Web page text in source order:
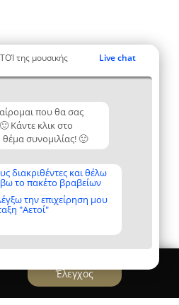
της μουσικής Live chat
που θα σας
Κάντε κλικ στο
θέμα συνομιλίας! 🙂
διακριθέντες και θέλω
το πακέτο βραβείων
την επιχείρηση μου
"Αετοί"
Έλεγχος